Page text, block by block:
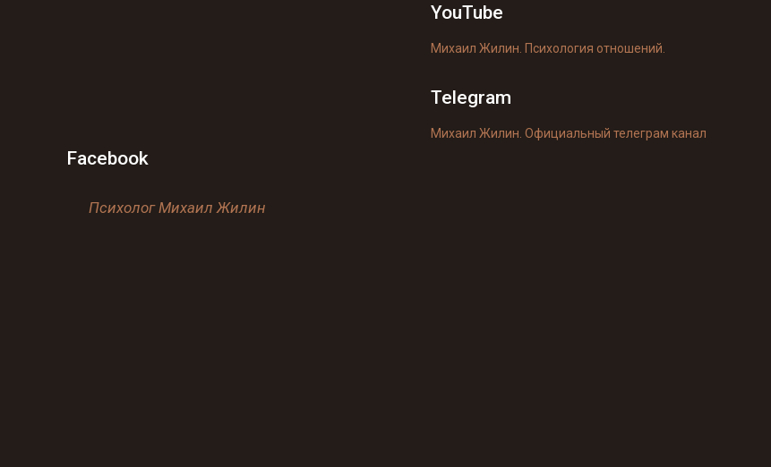
Facebook
Психолог Михаил Жилин
YouTube
Михаил Жилин. Психология отношений.
Telegram
Михаил Жилин. Официальный телеграм канал